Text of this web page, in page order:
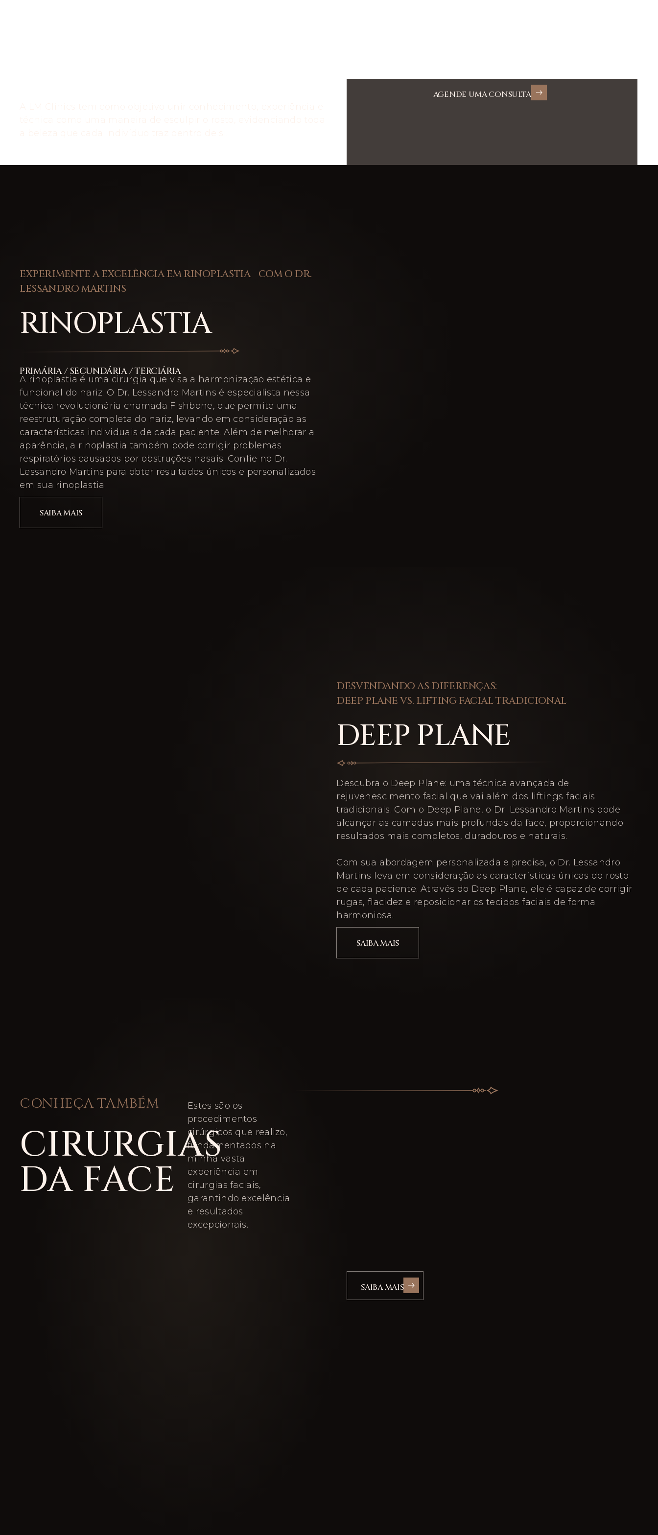
AGENDE UMA CONSULTA
EXPERIMENTE A EXCELÊNCIA EM RINOPLASTIA COM O DR.
LESSANDRO MARTINS
RINOPLASTIA
PRIMÁRIA / SECUNDÁRIA / TERCIÁRIA
A rinoplastia é uma cirurgia que visa a harmonização estética e
funcional do nariz. O Dr. Lessandro Martins é especialista nessa
técnica revolucionária chamada Fishbone, que permite uma
reestruturação completa do nariz, levando em consideração as
características individuais de cada paciente. Além de melhorar a
aparência, a rinoplastia também pode corrigir problemas
respiratórios causados por obstruções nasais. Confie no Dr.
Lessandro Martins para obter resultados únicos e personalizados
em sua rinoplastia.
SAIBA MAIS
DESVENDANDO AS DIFERENÇAS:
DEEP PLANE VS. LIFTING FACIAL TRADICIONAL
DEEP PLANE
Descubra o Deep Plane: uma técnica avançada de
rejuvenescimento facial que vai além dos liftings faciais
tradicionais. Com o Deep Plane, o Dr. Lessandro Martins pode
alcançar as camadas mais profundas da face, proporcionando
resultados mais completos, duradouros e naturais.
Com sua abordagem personalizada e precisa, o Dr. Lessandro
Martins leva em consideração as características únicas do rosto
de cada paciente. Através do Deep Plane, ele é capaz de corrigir
rugas, flacidez e reposicionar os tecidos faciais de forma
harmoniosa.
SAIBA MAIS
CONHEÇA TAMBÉM
CIRURGIAS
DA FACE
Estes são os
procedimentos
cirúrgicos que realizo,
fundamentados na
minha vasta
experiência em
cirurgias faciais,
garantindo excelência
e resultados
excepcionais.
SAIBA MAIS